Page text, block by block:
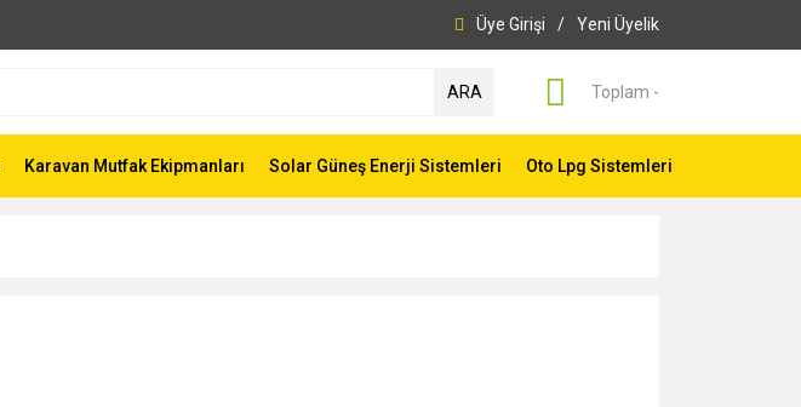
Üye Girişi / Yeni Üyelik
ARA Toplam -
Karavan Mutfak Ekipmanları Solar Güneş Enerji Sistemleri Oto Lpg Sistemleri